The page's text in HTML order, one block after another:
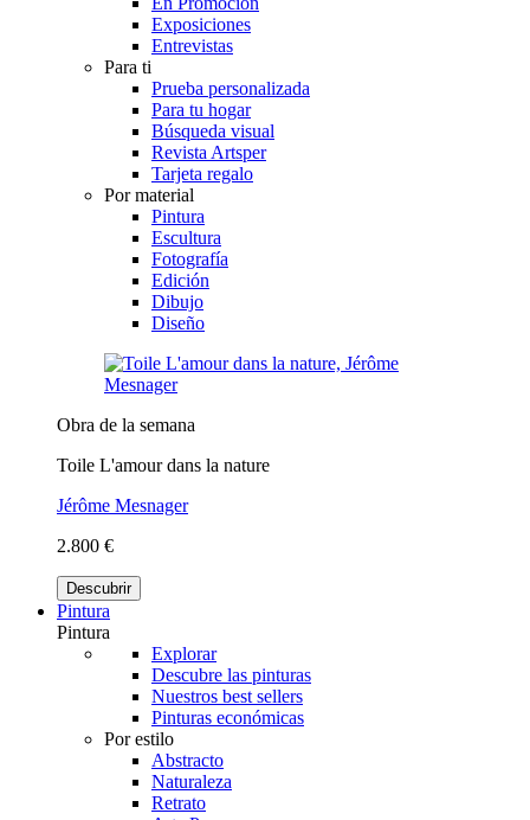
Exposiciones
Entrevistas
Para ti
Prueba personalizada
Para tu hogar
Búsqueda visual
Revista Artsper
Tarjeta regalo
Por material
Pintura
Escultura
Fotografía
Edición
Dibujo
Diseño
Obra de la semana
Toile L'amour dans la nature
Jérôme Mesnager
2.800 €
Descubrir
Pintura
Pintura
Explorar
Descubre las pinturas
Nuestros best sellers
Pinturas económicas
Por estilo
Abstracto
Naturaleza
Retrato